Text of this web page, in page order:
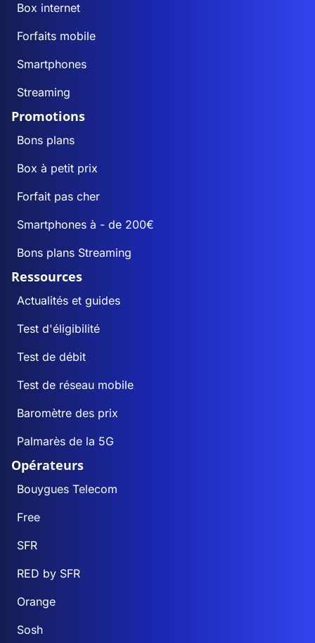
Box internet
Forfaits mobile
Smartphones
Streaming
Promotions
Bons plans
Box à petit prix
Forfait pas cher
Smartphones à - de 200€
Bons plans Streaming
Ressources
Actualités et guides
Test d'éligibilité
Test de débit
Test de réseau mobile
Baromètre des prix
Palmarès de la 5G
Opérateurs
Bouygues Telecom
Free
SFR
RED by SFR
Orange
Sosh